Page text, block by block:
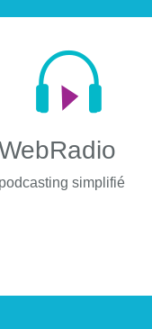
podcasting simplifié